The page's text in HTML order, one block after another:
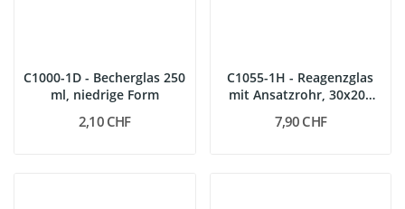
C1000-1D - Becherglas 250
ml, niedrige Form
2,10 CHF
C1055-1H - Reagenzglas
mit Ansatzrohr, 30x200
7,90 CHF